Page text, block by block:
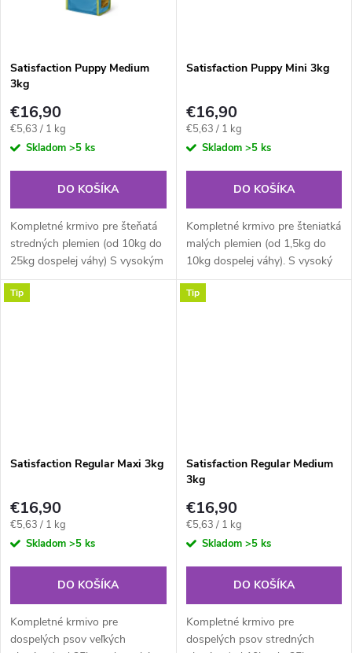
Satisfaction Puppy Medium
3kg
€16,90
Jednotková
cena:
€5,63 / 1 kg
Skladom >5 ks
DO KOŠÍKA
Kompletné krmivo pre šteňatá
stredných plemien (od 10kg do
25kg dospelej váhy) S vysokým
podielom ľahko stráviteľného
kuracieho mäsa a ryže.
Satisfaction Puppy Mini 3kg
€16,90
Jednotková
cena:
€5,63 / 1 kg
Skladom >5 ks
DO KOŠÍKA
Kompletné krmivo pre šteniatká
malých plemien (od 1,5kg do
10kg dospelej váhy). S vysoký
podielom ľahko stráviteľného
čerstvého kuracieho mäsa a
Tip
Satisfaction Regular Maxi 3kg
€16,90
Jednotková
cena:
€5,63 / 1 kg
Skladom >5 ks
DO KOŠÍKA
Kompletné krmivo pre
dospelých psov veľkých
Tip
Satisfaction Regular Medium
3kg
€16,90
Jednotková
cena:
€5,63 / 1 kg
Skladom >5 ks
DO KOŠÍKA
Kompletné krmivo pre
dospelých psov stredných